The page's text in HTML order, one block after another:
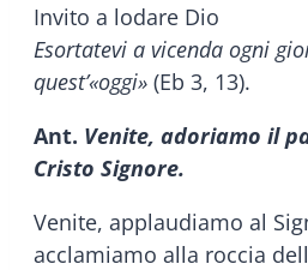
Invito a lodare Dio
Esortatevi a vicenda ogni
quest’«oggi» (Eb 3, 13).
Ant. Venite, adoriamo il
Cristo Signore.
Venite, applaudiamo al
acclamiamo alla roccia